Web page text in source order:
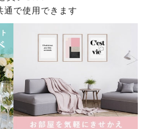
通で使用できます